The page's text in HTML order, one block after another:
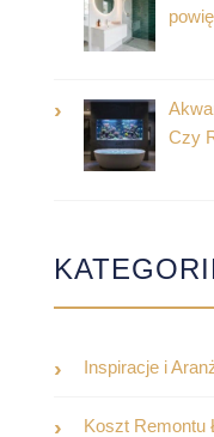
Czy
Inspiracje i
Koszt Remontu